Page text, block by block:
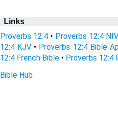
Links
Proverbs 12:4 • Proverbs 12:4 NIV
12:4 KJV• Proverbs 12:4 Bible
12:4 French Bible• Proverbs 12:4
Bible Hub